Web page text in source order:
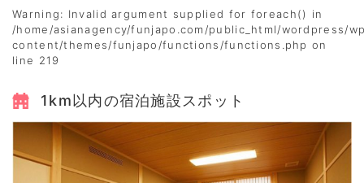
Warning: Invalid argument supplied for foreach() in
/home/asianagency/funjapo.com/public_html/wordpress/
content/themes/funjapo/functions/functions.php on
line 219
1km以内の宿泊施設スポット